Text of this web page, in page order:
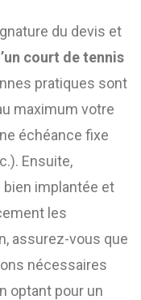
du devis et
court de tennis
pratiques sont
maximum votre
échéance fixe
Ensuite,
implantée et
les
assurez-vous que
nécessaires
optant pour un